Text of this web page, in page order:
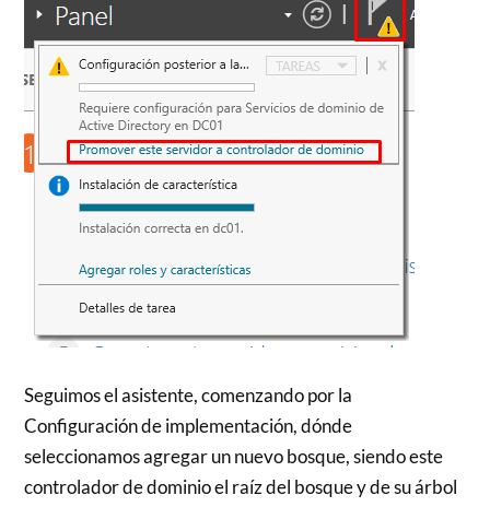
Seguimos el asistente, comenzando por la
Configuración de implementación, dónde
seleccionamos agregar un nuevo bosque, siendo este
controlador de dominio el raíz del bosque y de su árbol